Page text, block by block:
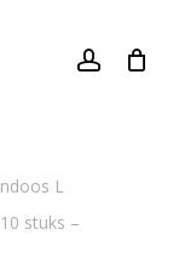
account
Close
Cart
L
stuks –